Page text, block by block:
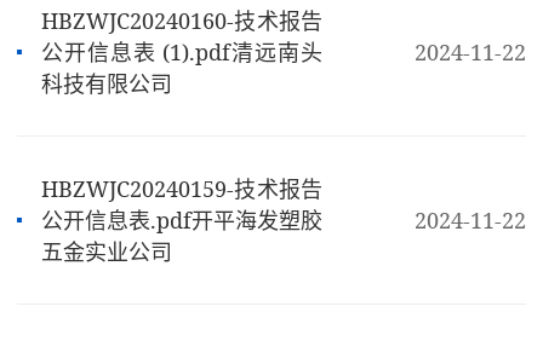
HBZWJC20240160-技术报告
公开信息表 (1).pdf清远南头
科技有限公司
2024-11-22
HBZWJC20240159-技术报告
公开信息表.pdf开平海发塑胶
五金实业公司
2024-11-22